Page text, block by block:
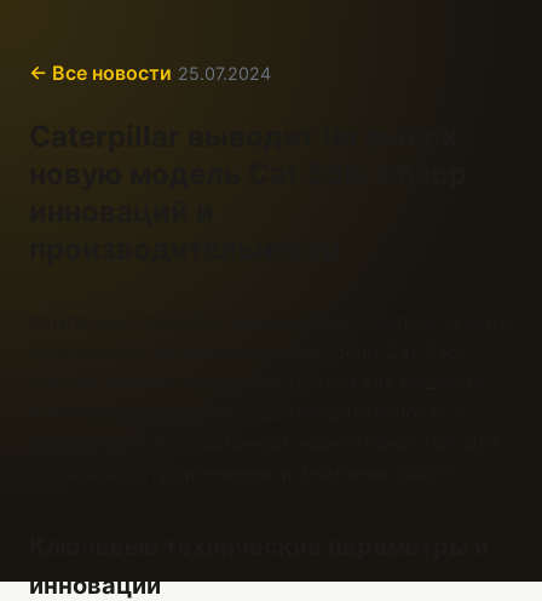
← Все новости 25.07.2024
инновации